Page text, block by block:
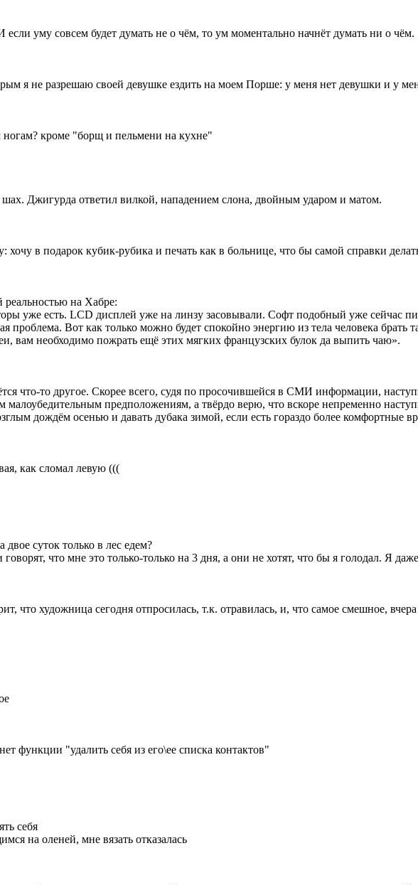
уму совсем будет думать не о чём, то ум моментально начнёт думать ни о чём.
я не разрешаю своей девушке ездить на моем Порше: у меня нет девушки и у
ногам? кроме "борщ и пельмени на кухне"
Джигурда ответил вилкой, нападением слона, двойным ударом и матом.
в подарок кубик-рубика и печать как в больнице, что бы самой справки
реальностью на Хабре:
уже есть. LCD дисплей уже на линзу засовывали. Софт подобный уже сейчас
проблема. Вот как только можно будет спокойно энергию из тела человека брать
вам необходимо пожрать ещё этих мягких французских булок да выпить чаю».
что-то другое. Скорее всего, судя по просочившейся в СМИ информации,
предположениям, а твёрдо верю, что вскоре непременно
дождём осенью и давать дубака зимой, если есть гораздо более комфортные
как сломал левую (((
суток только в лес едем?
что мне это только-только на 3 дня, а они не хотят, что бы я голодал. Я
что художница сегодня отпросилась, т.к. отравилась, и, что самое смешное, вчера
функции "удалить себя из его\ее списка контактов"
себя
на оленей, мне вязать отказалась